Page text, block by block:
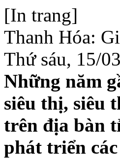
[In trang]
Thanh Hóa:
Thứ sáu, 15/
Những năm
siêu thị, siêu
trên địa bàn
phát triển